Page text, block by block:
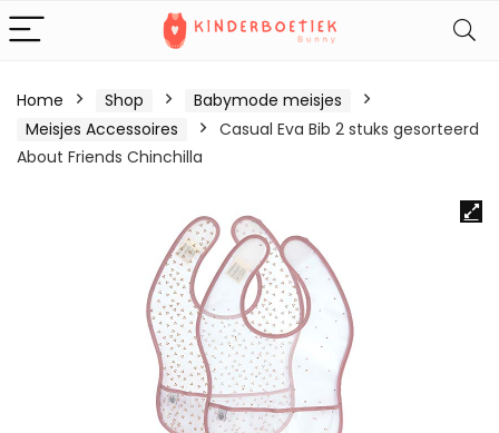
Home Shop
Babymode meisjes
Meisjes Accessoires
Casual Eva Bib 2 stuks gesorteerd
About Friends Chinchilla